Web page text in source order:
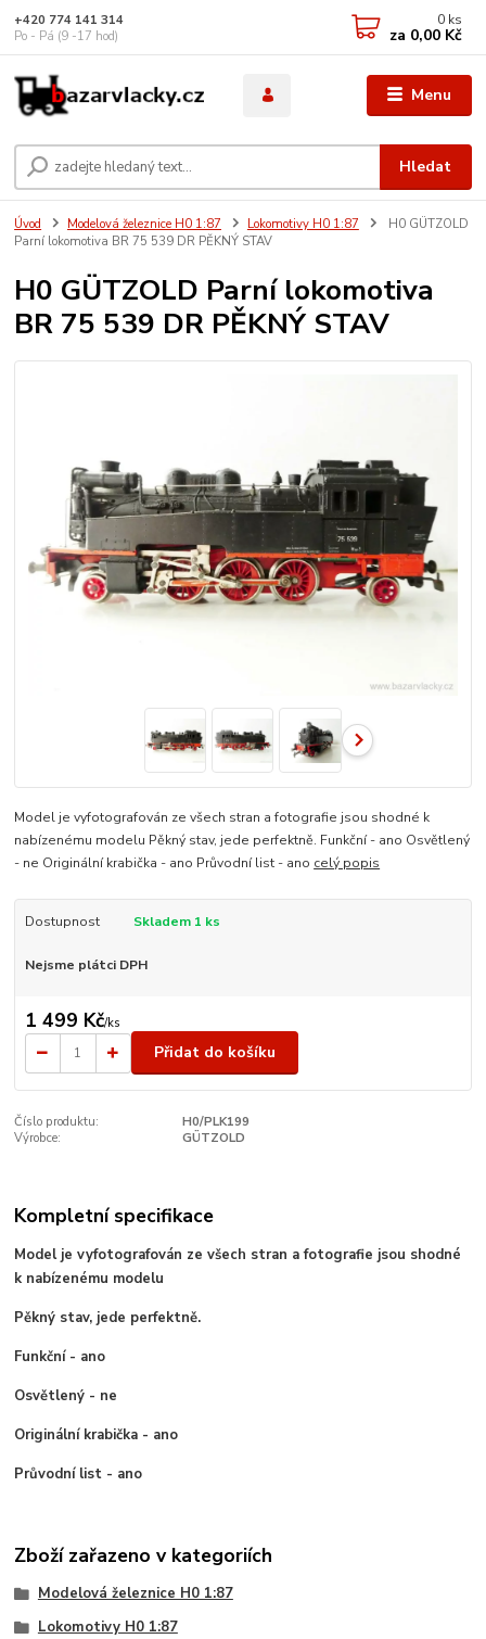
Menu
Hledat
+420 774 141 314
Po - Pá (9 -17 hod)
0 ks
za 0,00 Kč
Úvod Modelová železnice H0 1:87 Lokomotivy H0 1:87
H0 GÜTZOLD
Parní lokomotiva BR 75 539 DR PĚKNÝ STAV
H0 GÜTZOLD Parní lokomotiva
BR 75 539 DR PĚKNÝ STAV
Model je vyfotografován ze všech stran a fotografie jsou shodné k
nabízenému modelu Pěkný stav, jede perfektně. Funkční - ano Osvětlený
- ne Originální krabička - ano Průvodní list - ano celý popis
Dostupnost Skladem 1 ks
Nejsme plátci DPH
1 499 Kč/ks
Přidat do košíku
Číslo produktu:
H0/PLK199
Výrobce:
GÜTZOLD
Kompletní specifikace
Model je vyfotografován ze všech stran a fotografie jsou shodné
k nabízenému modelu
Pěkný stav, jede perfektně.
Funkční - ano
Osvětlený - ne
Originální krabička - ano
Průvodní list - ano
Zboží zařazeno v kategoriích
Modelová železnice H0 1:87
Lokomotivy H0 1:87